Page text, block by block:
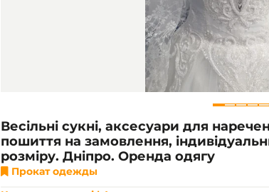
of
5
Весільні сукні, аксесуари для
пошиття на замовлення,
розміру. Дніпро. Оренда одягу
Прокат одежды